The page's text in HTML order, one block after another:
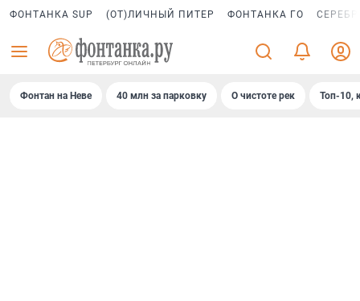
ФОНТАНКА SUP (ОТ)ЛИЧНЫЙ ПИТЕР ФОНТАНКА ГО
Фонтан на Неве 40 млн за парковку О чистоте рек Топ-10,